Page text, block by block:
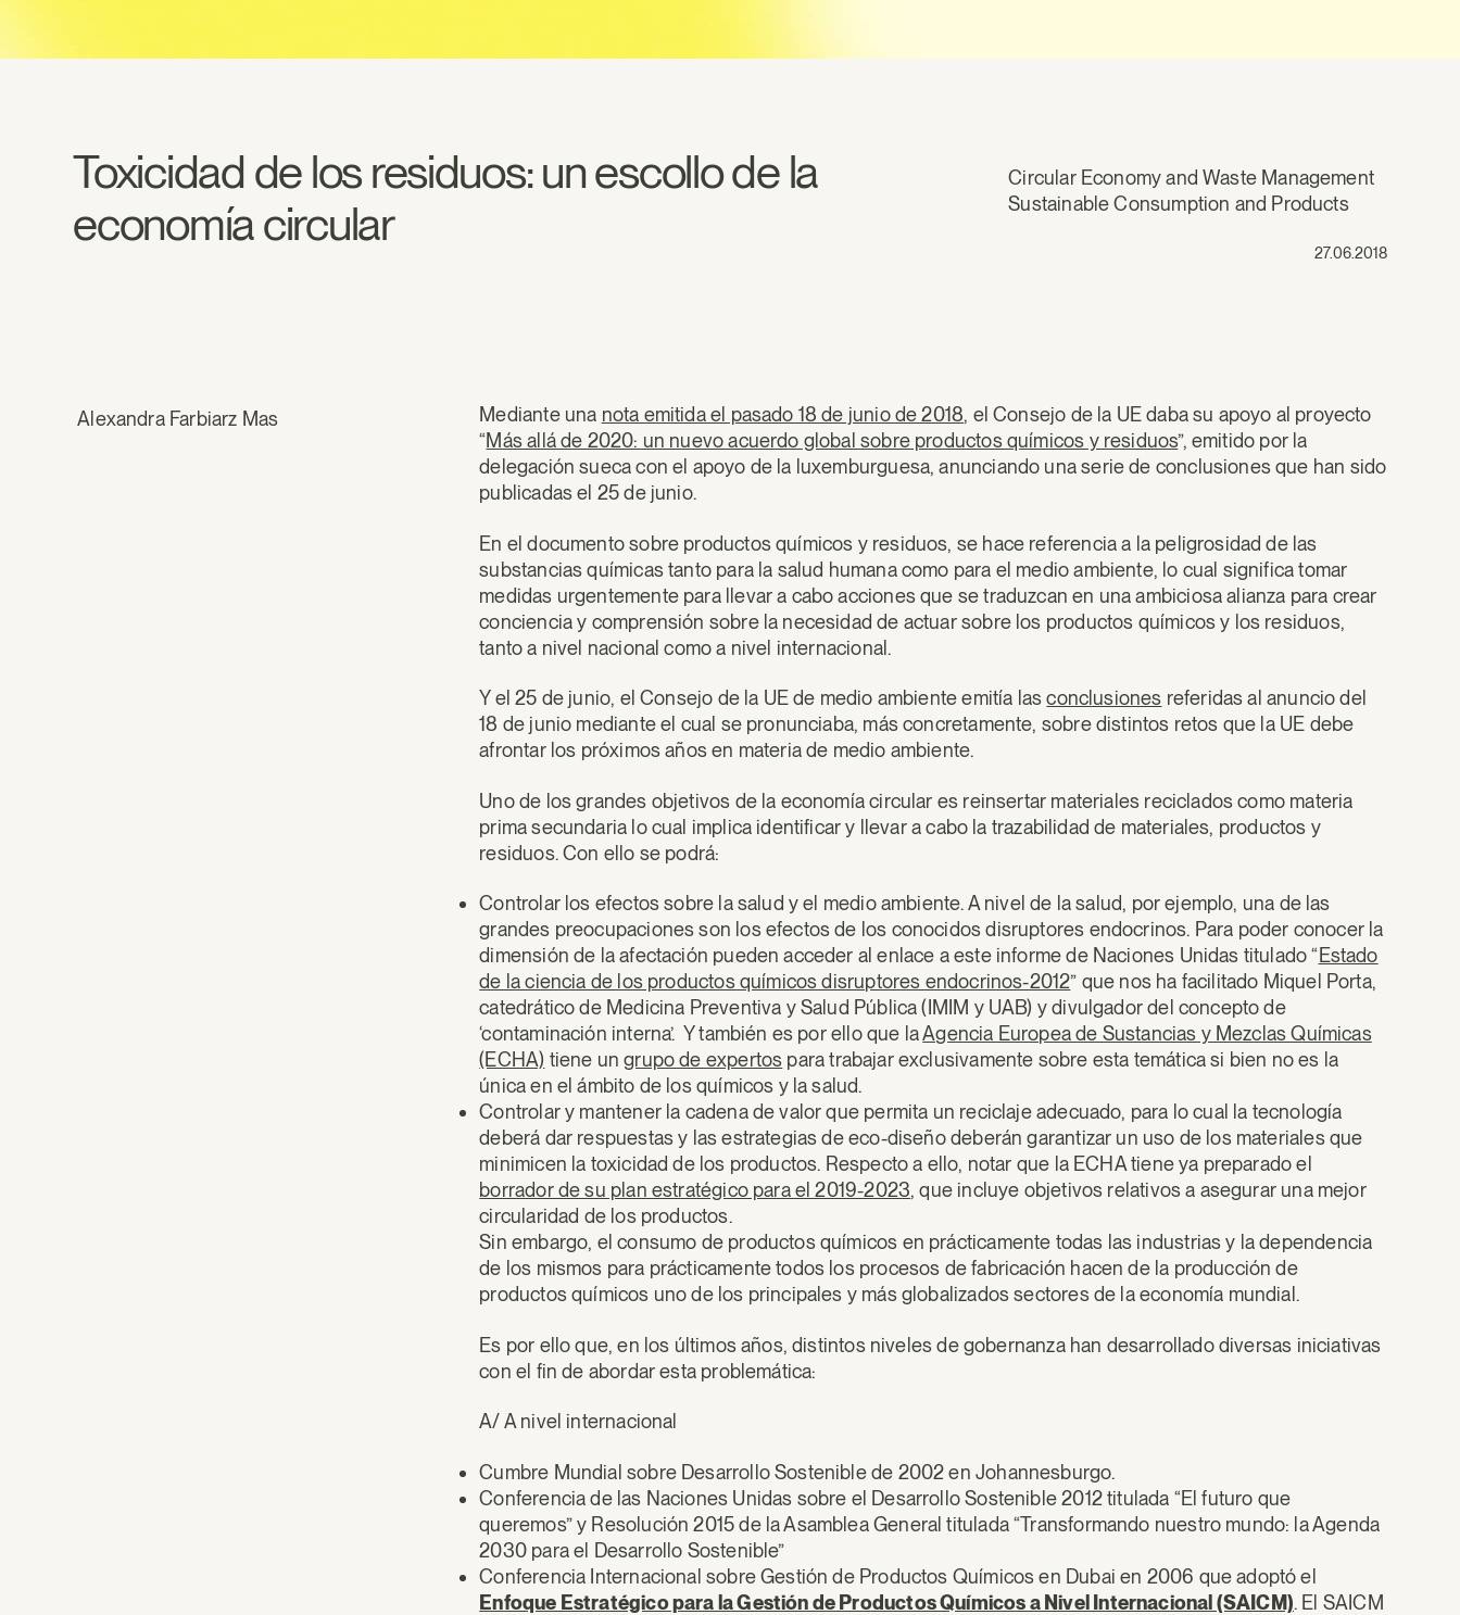
Toxicidad de los residuos: un escollo de la
economía circular
27.06.2018
Circular Economy and Waste Management
Sustainable Consumption and Products
Mediante una nota emitida el pasado 18 de junio de 2018, el Consejo de la UE daba su apoyo al proyecto
“Más allá de 2020: un nuevo acuerdo global sobre productos químicos y residuos”, emitido por la
delegación sueca con el apoyo de la luxemburguesa, anunciando una serie de conclusiones que han sido
publicadas el 25 de junio.
En el documento sobre productos químicos y residuos, se hace referencia a la peligrosidad de las
substancias químicas tanto para la salud humana como para el medio ambiente, lo cual significa tomar
medidas urgentemente para llevar a cabo acciones que se traduzcan en una ambiciosa alianza para crear
conciencia y comprensión sobre la necesidad de actuar sobre los productos químicos y los residuos,
tanto a nivel nacional como a nivel internacional.
Y el 25 de junio, el Consejo de la UE de medio ambiente emitía lasconclusiones referidas al anuncio del
18 de junio mediante el cual se pronunciaba, más concretamente, sobre distintos retos que la UE debe
afrontar los próximos años en materia de medio ambiente.
Uno de los grandes objetivos de la economía circular es reinsertar materiales reciclados como materia
prima secundaria lo cual implica identificar y llevar a cabo la trazabilidad de materiales, productos y
residuos. Con ello se podrá:
Controlar los efectos sobre la salud y el medio ambiente. A nivel de la salud, por ejemplo, una de las
grandes preocupaciones son los efectos de los conocidos disruptores endocrinos. Para poder conocer la
dimensión de la afectación pueden acceder al enlace a este informe de Naciones Unidas titulado “Estado
de la ciencia de los productos químicos disruptores endocrinos-2012” que nos ha facilitado Miquel Porta,
catedrático de Medicina Preventiva y Salud Pública (IMIM y UAB) y divulgador del concepto de
‘contaminación interna’. Y también es por ello que laAgencia Europea de Sustancias y Mezclas Químicas
(ECHA) tiene ungrupo de expertos para trabajar exclusivamente sobre esta temática si bien no es la
única en el ámbito de los químicos y la salud.
Controlar y mantener la cadena de valor que permita un reciclaje adecuado, para lo cual la tecnología
deberá dar respuestas y las estrategias de eco-diseño deberán garantizar un uso de los materiales que
minimicen la toxicidad de los productos. Respecto a ello, notar que la ECHA tiene ya preparado el
borrador de su plan estratégico para el 2019-2023, que incluye objetivos relativos a asegurar una mejor
circularidad de los productos.
Sin embargo, el consumo de productos químicos en prácticamente todas las industrias y la dependencia
de los mismos para prácticamente todos los procesos de fabricación hacen de la producción de
productos químicos uno de los principales y más globalizados sectores de la economía mundial.
Es por ello que, en los últimos años, distintos niveles de gobernanza han desarrollado diversas iniciativas
con el fin de abordar esta problemática:
A/ A nivel internacional
Cumbre Mundial sobre Desarrollo Sostenible de 2002 en Johannesburgo.
Conferencia de las Naciones Unidas sobre el Desarrollo Sostenible 2012 titulada “El futuro que
queremos” y Resolución 2015 de la Asamblea General titulada “Transformando nuestro mundo: la Agenda
2030 para el Desarrollo Sostenible”
Conferencia Internacional sobre Gestión de Productos Químicos en Dubai en 2006 que adoptó el
Enfoque Estratégico para la Gestión de Productos Químicos a Nivel Internacional (SAICM). El SAICM
Alexandra Farbiarz Mas